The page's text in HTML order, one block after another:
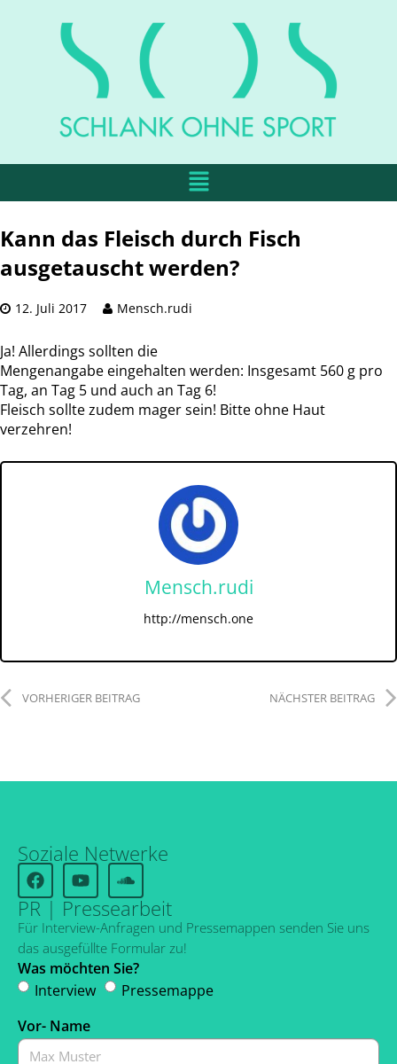
Kann das Fleisch durch Fisch
ausgetauscht werden?
12. Juli 2017 Mensch.rudi
Ja! Allerdings sollten die
Mengenangabe eingehalten werden: Insgesamt 560 g pro
Tag, an Tag 5 und auch an Tag 6!
Fleisch sollte zudem mager sein! Bitte ohne Haut
verzehren!
Mensch.rudi
http://mensch.one
VORHERIGER BEITRAG NÄCHSTER BEITRAG
Soziale Netwerke
PR | Pressearbeit
Für Interview-Anfragen und Pressemappen senden Sie uns
das ausgefüllte Formular zu!
Was möchten Sie?
Interview
Pressemappe
Vor- Name